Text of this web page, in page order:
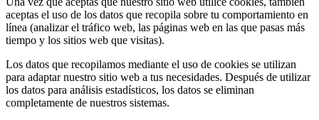
aceptas el uso de los datos que recopila sobre tu comportamiento en
línea (analizar el tráfico web, las páginas web en las que pasas más
tiempo y los sitios web que visitas).
Los datos que recopilamos mediante el uso de cookies se utilizan
para adaptar nuestro sitio web a tus necesidades. Después de utilizar
los datos para análisis estadísticos, los datos se eliminan
completamente de nuestros sistemas.